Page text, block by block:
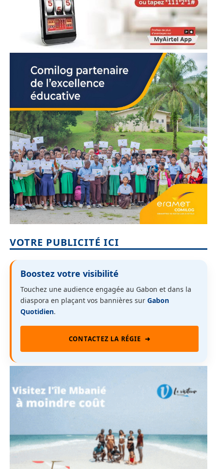
VOTRE PUBLICITÉ ICI
Boostez votre visibilité
Touchez une audience engagée au Gabon et dans la
diaspora en plaçant vos bannières sur Gabon
Quotidien.
CONTACTEZ LA RÉGIE ➜